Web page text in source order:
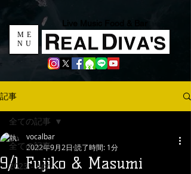
ME
NU
記事
全ての記事
2023 - Apr
全ての記事
9/1 Fujiko & Masumi
vocalbar
2022年9月2日 読了時間: 1分